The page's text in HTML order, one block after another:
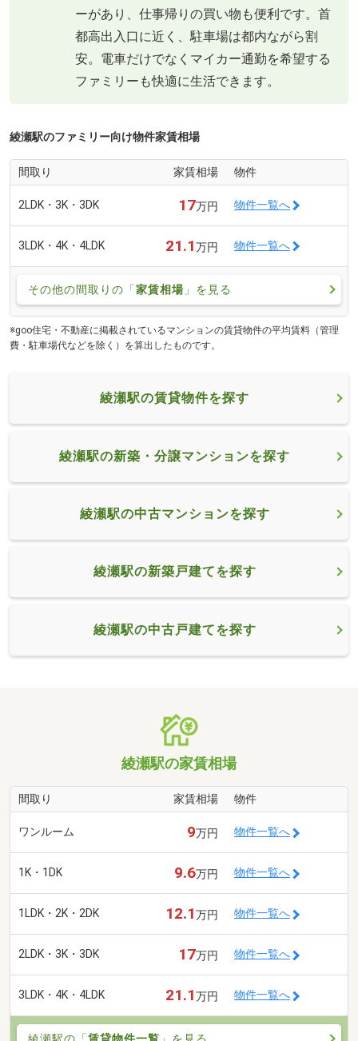
ーがあり、仕事帰りの買い物も便利です。首
都高出入口に近く、駐車場は都内ながら割
安。電車だけでなくマイカー通勤を希望する
ファミリーも快適に生活できます。
綾瀬駅のファミリー向け物件家賃相場
間取り 家賃相場 物件
2LDK・3K・3DK 17万円 物件一覧へ
3LDK・4K・4LDK 21.1万円 物件一覧へ
その他の間取りの「家賃相場 」を見る
※goo住宅・不動産に掲載されているマンションの賃貸物件の平均賃料（管理
費・駐車場代などを除く）を算出したものです。
綾瀬駅の賃貸物件を探す
綾瀬駅の新築・分譲マンションを探す
綾瀬駅の中古マンションを探す
綾瀬駅の新築戸建てを探す
綾瀬駅の中古戸建てを探す
綾瀬駅の家賃相場
間取り 家賃相場 物件
ワンルーム 9万円 物件一覧へ
1K・1DK 9.6万円 物件一覧へ
1LDK・2K・2DK 12.1万円 物件一覧へ
2LDK・3K・3DK 17万円 物件一覧へ
3LDK・4K・4LDK 21.1万円 物件一覧へ